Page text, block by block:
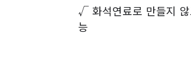
√ 화석연료로 만들지
능